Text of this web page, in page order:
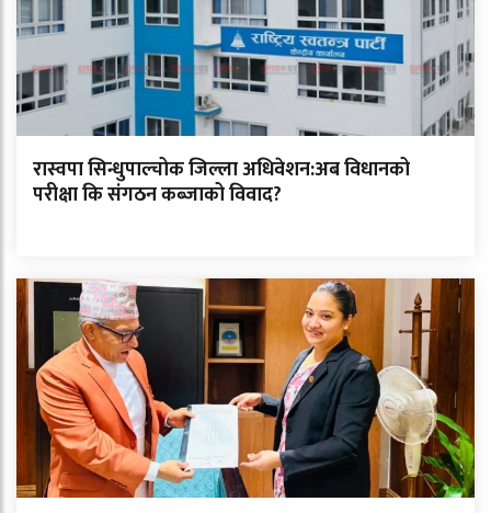
रास्वपा सिन्धुपाल्चोक जिल्ला अधिवेशन:अब विधानको
परीक्षा कि संगठन कब्जाको विवाद?